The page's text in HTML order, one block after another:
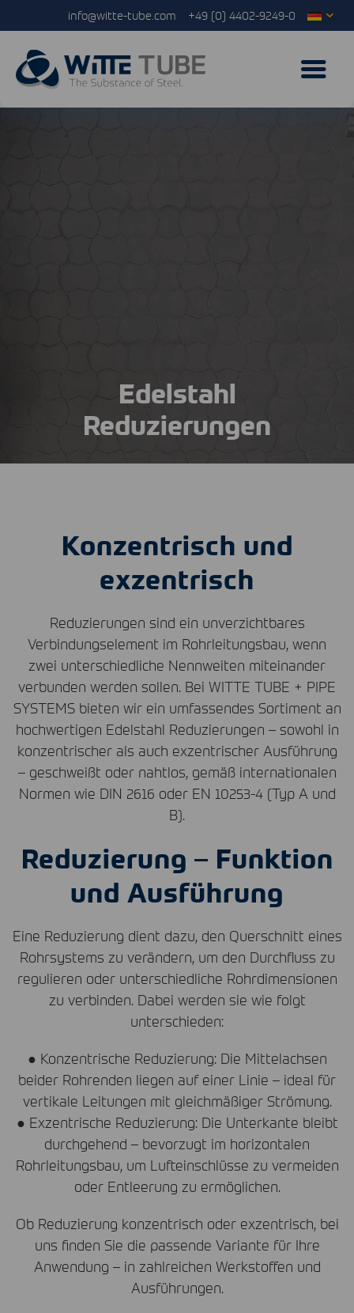
info@witte-tube.com +49 (0) 4402-9249-0
Edelstahl
Reduzierungen
Konzentrisch und
exzentrisch
Reduzierungen sind ein unverzichtbares
Verbindungselement im Rohrleitungsbau, wenn
zwei unterschiedliche Nennweiten miteinander
verbunden werden sollen. Bei WITTE TUBE + PIPE
SYSTEMSbieten wir ein umfassendes Sortiment an
hochwertigen Edelstahl Reduzierungen – sowohl in
konzentrischer als auch exzentrischer Ausführung
– geschweißt oder nahtlos, gemäß internationalen
Normen wie DIN 2616 oder EN 10253-4 (Typ A und
B).
Reduzierung – Funktion
und Ausführung
Eine Reduzierung dient dazu, den Querschnitt eines
Rohrsystems zu verändern, um den Durchfluss zu
regulieren oder unterschiedliche Rohrdimensionen
zu verbinden. Dabei werden sie wie folgt
unterschieden:
● Konzentrische Reduzierung: Die Mittelachsen
beider Rohrenden liegen auf einer Linie – ideal für
vertikale Leitungen mit gleichmäßiger Strömung.
● Exzentrische Reduzierung: Die Unterkante bleibt
durchgehend – bevorzugt im horizontalen
Rohrleitungsbau, um Lufteinschlüsse zu vermeiden
oder Entleerung zu ermöglichen.
Ob Reduzierung konzentrisch oder exzentrisch, bei
uns finden Sie die passende Variante für Ihre
Anwendung – in zahlreichen Werkstoffen und
Ausführungen.